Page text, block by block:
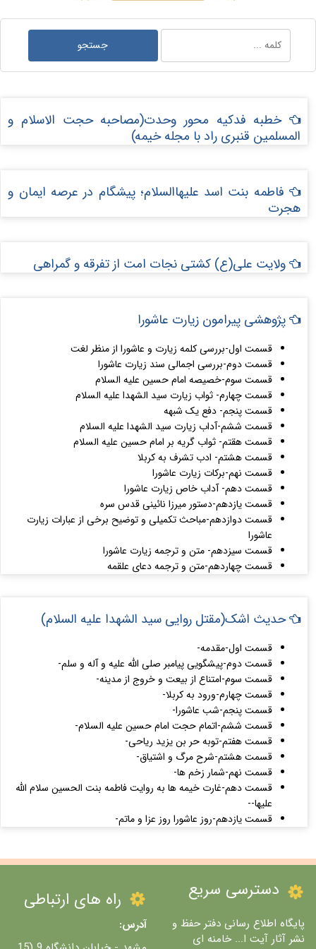
خطبه فدکیه محور وحدت(مصاحبه حجت الاسلام و
المسلمین قنبری راد با مجله خیمه)
فاطمه بنت اسد علیهاالسلام؛ پیشگام در عرصه ایمان و
هجرت
ولایت علی(ع) کشتی نجات امت از تفرقه و گمراهی
پژوهشی پیرامون زیارت عاشورا
قسمت اول-بررسی کلمه زیارت و عاشورا از منظر لغت
قسمت دوم-بررسی اجمالی سند زیارت عاشورا
قسمت سوم-خصیصه امام حسین علیه السلام
قسمت چهارم- ثواب زیارت سید الشهدا علیه السلام
قسمت پنجم- دفع یک شبهه
قسمت ششم-آداب زیارت سید الشهدا علیه السلام
قسمت هقتم- ثواب گریه بر امام حسین علیه السلام
قسمت هشتم- ادب تشرف به کربلا
قسمت نهم-برکات زیارت عاشورا
قسمت دهم- آداب خاص زیارت عاشورا
قسمت یازدهم-دستور میرزا نائینی قدس سره
قسمت دوازدهم-مباحث تکمیلی و توضیح برخی از عبارات زیارت
عاشورا
قسمت سیزدهم- متن و ترجمه زیارت عاشورا
قسمت چهاردهم-متن و ترجمه دعای علقمه
حدیث اشک(مقتل روایی سید الشهدا علیه السلام)
قسمت اول-مقدمه-
قسمت دوم-پیشگویی پیامبر صلی الله علیه و آله و سلم-
قسمت سوم-امتناع از بیعت و خروج از مدینه-
قسمت چهارم-ورود به کربلا-
قسمت پنجم-شب عاشورا-
قسمت ششم-اتمام حجت امام حسین علیه السلام-
قسمت هفتم-توبه حر بن یزید ریاحی-
قسمت هشتم-شرح مرگ و اشتیاق-
قسمت نهم-شمار زخم ها-
قسمت دهم-غارت خیمه ها به روایت فاطمه بنت الحسین سلام الله
علیها--
قسمت یازدهم-روز عاشورا روز عزا و ماتم-
دسترسی سریع
پایگاه اطلاع رسانی دفتر حفظ و
نشر آثار آیت ا... خامنه ای
راه های ارتباطی
آدرس: